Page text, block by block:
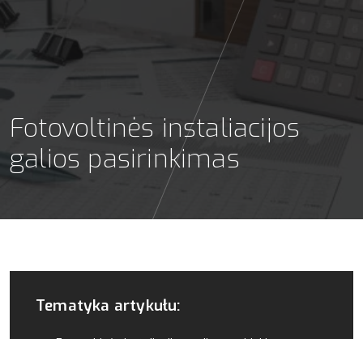
Fotovoltinės instaliacijos
galios pasirinkimas
Tematyka artykułu: